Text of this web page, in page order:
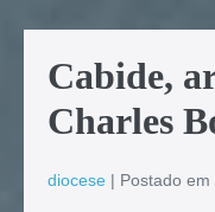
Cabide,
Charles
diocese | Postado em